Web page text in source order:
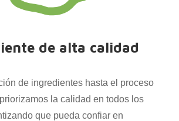
de alta calidad
de ingredientes hasta el proceso
la calidad en todos los
que pueda confiar en